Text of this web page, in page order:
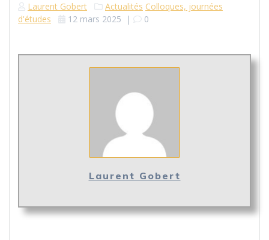
Laurent Gobert Actualités Colloques, journées
d'études
12 mars 2025 | 0
Laurent Gobert